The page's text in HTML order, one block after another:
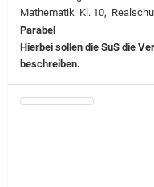
Mathematik Kl. 10,
Parabel
Hierbei sollen die SuS die
beschreiben.